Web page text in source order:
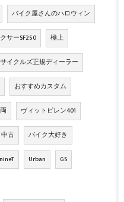
バイク屋さんのハロウィン
サーSF250 極上
イクルズ正規ディーラー
おすすめカスタム
ヴィットピレン401
中古 バイク大好き
Urban GS